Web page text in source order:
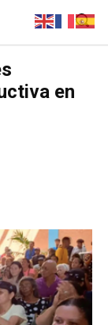
en